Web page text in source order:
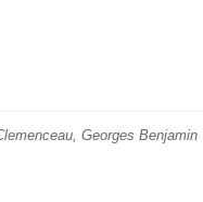
Georges Benjamin